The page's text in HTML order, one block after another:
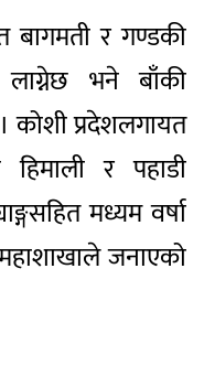
बागमती र गण्डकी
भने बाँकी
प्रदेशलगायत
र पहाडी
मध्यम वर्षा
जनाएको